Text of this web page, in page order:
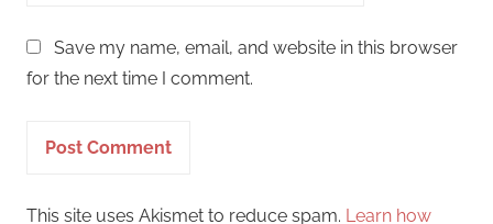
Save my name, email, and website in this browser
for the next time I comment.
This site uses Akismet to reduce spam. Learn how